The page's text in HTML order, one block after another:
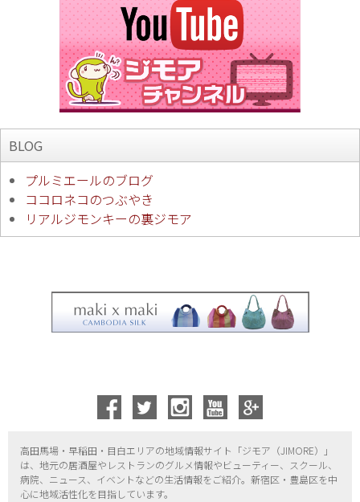
BLOG
プルミエールのブログ
ココロネコのつぶやき
リアルジモンキーの裏ジモア
高田馬場・早稲田・目白エリアの地域情報サイト「ジモア（JIMORE）」
は、地元の居酒屋やレストランのグルメ情報やビューティー、
スクール、
病院、ニュース、イベントなどの生活情報をご紹介。新宿区・ 豊島区を中
心に地域活性化を目指しています。